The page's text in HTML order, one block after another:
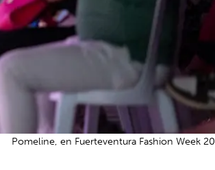
Pomeline, en Fuerteventura Fashion Week